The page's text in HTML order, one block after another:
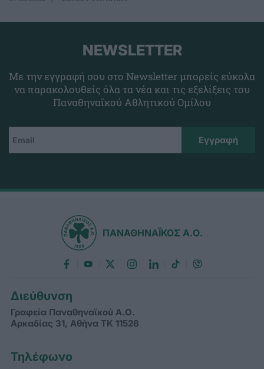
NEWSLETTER
Με την εγγραφή σου στο Newsletter μπορείς εύκολα
να παρακολουθείς όλα τα νέα και τις εξελίξεις του
Παναθηναϊκού Αθλητικού Ομίλου
ΠΑΝΑΘΗΝΑΪΚΟΣ Α.Ο.
Διεύθυνση
Γραφεία Παναθηναϊκού Α.Ο.
Αρκαδίας 31, Αθήνα ΤΚ 11526
Τηλέφωνο